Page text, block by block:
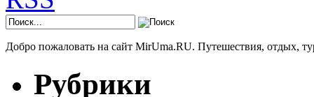
Добро пожаловать на сайт MirUma.RU. Путешествия, отдых,
Рубрики